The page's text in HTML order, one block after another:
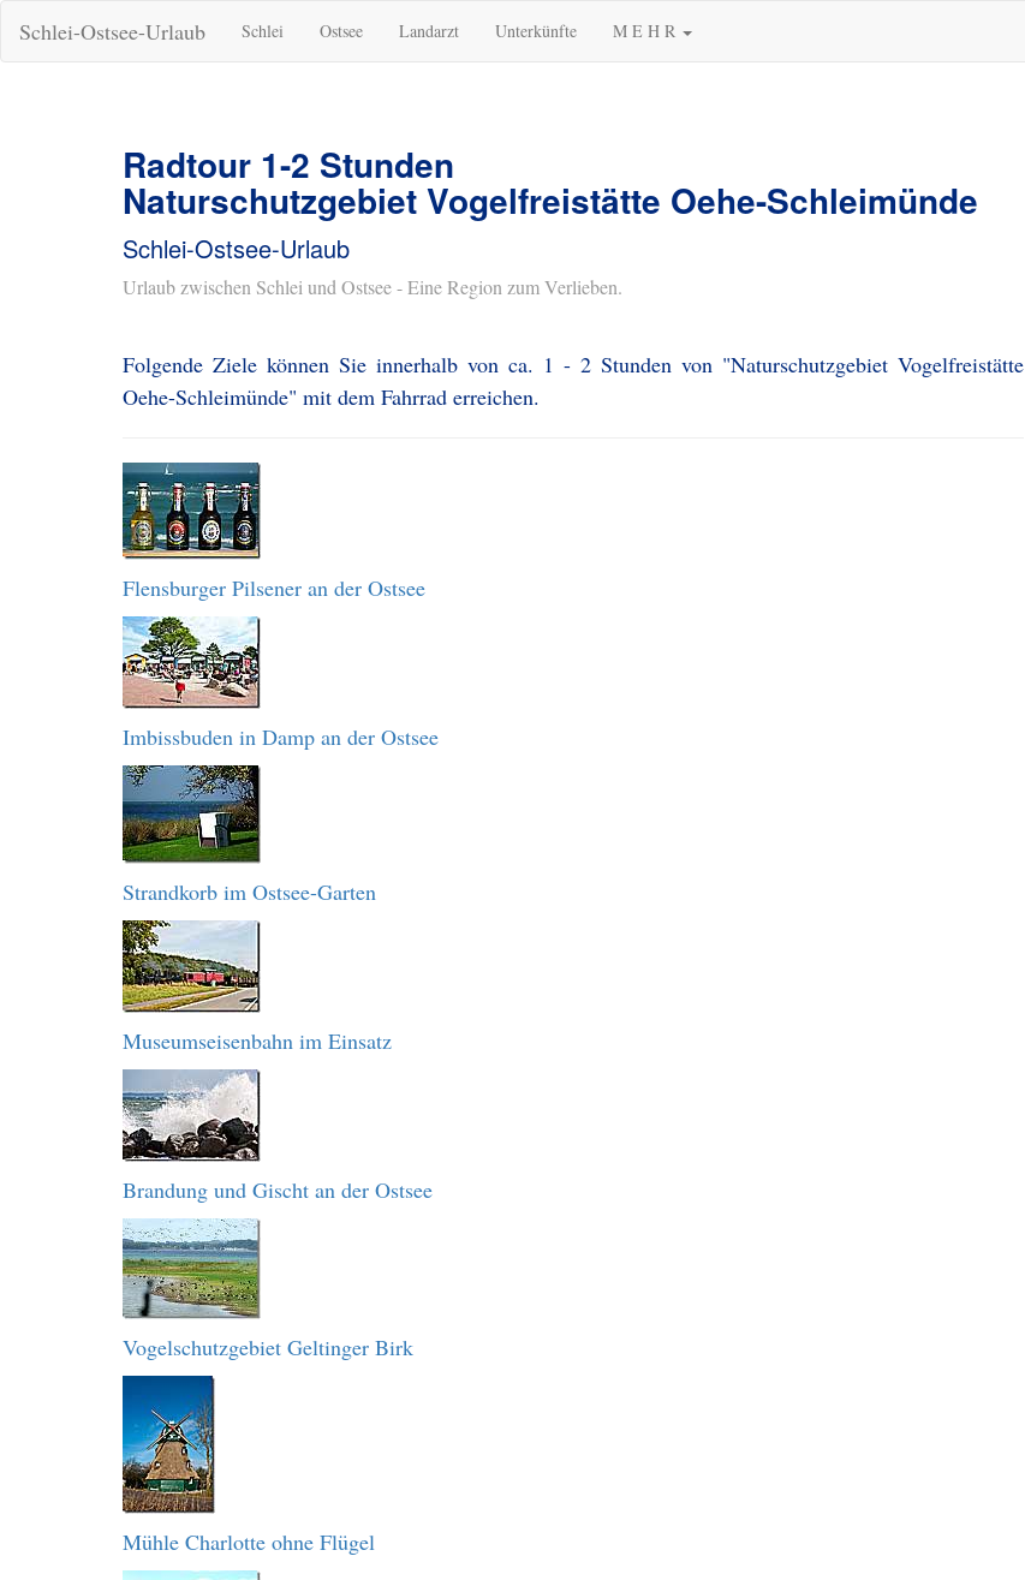
Schlei-Ostsee-Urlaub Schlei Ostsee Landarzt Unterkünfte M E H R
Radtour 1-2 Stunden
Naturschutzgebiet Vogelfreistätte Oehe-Schleimünde
Schlei-Ostsee-Urlaub
Urlaub zwischen Schlei und Ostsee - Eine Region zum Verlieben.
Folgende Ziele können Sie innerhalb von ca. 1 - 2 Stunden von "Naturschutzgebiet Vogelfreistätte
Oehe-Schleimünde" mit dem Fahrrad erreichen.
Flensburger Pilsener an der Ostsee
Imbissbuden in Damp an der Ostsee
Strandkorb im Ostsee-Garten
Museumseisenbahn im Einsatz
Brandung und Gischt an der Ostsee
Vogelschutzgebiet Geltinger Birk
Mühle Charlotte ohne Flügel